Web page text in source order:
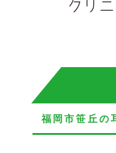
福岡市笹丘の